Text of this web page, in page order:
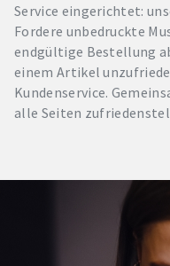
Service eingerichtet:
Fordere unbedruckte
endgültige Bestellung
einem Artikel
Kundenservice.
alle Seiten